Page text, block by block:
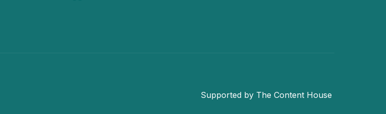
Supported by The Content House